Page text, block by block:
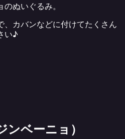
ぬいぐるみ。
、カバンなどに付けてたくさん
い♪
ベーニョ）